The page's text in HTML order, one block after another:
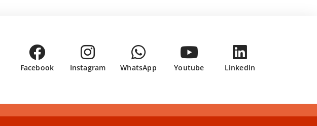
Facebook Instagram WhatsApp Youtube LinkedIn